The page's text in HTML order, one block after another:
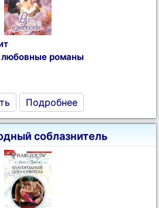
любовные романы
Подробнее
соблазнитель